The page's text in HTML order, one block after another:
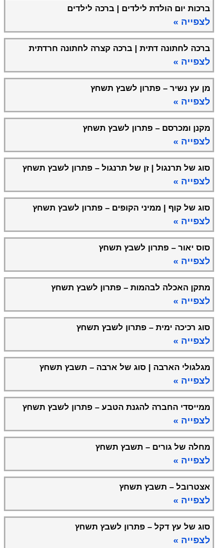
ברכות יום הולדת לילדים | ברכה לילדים
לצפייה »
ברכה לחתונה דתית | ברכה קצרה לחתונה חרדתית
לצפייה »
מן עץ נשיר – פתרון לשבץ תשחץ
לצפייה »
מקנן ומכרסם – פתרון לשבץ תשחץ
לצפייה »
סוג של תרנגול | זן של תרנגול – פתרון לשבץ תשחץ
לצפייה »
סוג של קוף | ממיני הקופים – פתרון לשבץ תשחץ
לצפייה »
סוס יאור – פתרון לשבץ תשחץ
לצפייה »
מתקן האכלה לבהמות – פתרון לשבץ תשחץ
לצפייה »
סוג רכיכה ימית – פתרון לשבץ תשחץ
לצפייה »
מגלגולי הארבה | סוג של ארבה – תשבץ תשחץ
לצפייה »
ממייסדי החברה להגנת הטבע – פתרון לשבץ תשחץ
לצפייה »
מחלה של גורים – תשבץ תשחץ
לצפייה »
אצטרובל – תשבץ תשחץ
לצפייה »
סוג של עץ דקל – פתרון לשבץ תשחץ
לצפייה »